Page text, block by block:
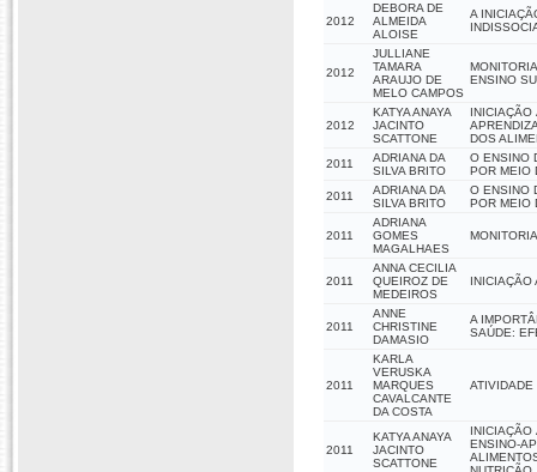
2012
DEBORA DE
ALMEIDA
ALOISE
A
2012
JULLIANE
TAMARA
ARAUJO DE
MELO CAMPOS
ENSINO
2012
KATYA ANAYA
JACINTO
SCATTONE
INICIAÇÃO
DOS
2011
ADRIANA DA
SILVA BRITO
O ENSINO
POR MEIO
2011
ADRIANA DA
SILVA BRITO
O ENSINO
POR MEIO
2011
ADRIANA
GOMES
MAGALHAES
2011
ANNA CECILIA
QUEIROZ DE
MEDEIROS
INICIAÇÃO
2011
ANNE
CHRISTINE
DAMASIO
A
SAÚDE:
2011
KARLA
VERUSKA
MARQUES
CAVALCANTE
DA COSTA
ATIVIDADE
2011
KATYA ANAYA
JACINTO
SCATTONE
INICIAÇÃO
ENSINO-